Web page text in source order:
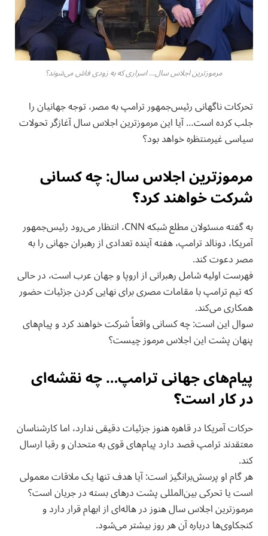
مرموزترین اجلاس سال… اسراری که به زودی فاش می‌شوند؟
تحرکات ناگهانی رئیس‌جمهور ترامپ به مصر، توجه جهانیان را
جلب کرده است… آیا این مرموزترین اجلاس سال آغازگر تحولات
سیاسی غیرمنتظره خواهد بود؟
مرموزترین اجلاس سال: چه کسانی
شرکت خواهند کرد؟
به گفته مسئولان مطلع شبکه CNN، انتظار می‌رود رئیس‌جمهور
آمریکا، دونالد ترامپ، هفته آینده تعدادی از رهبران جهانی را به
مصر دعوت کند.
فهرست اولیه شامل رهبرانی از اروپا و جهان عرب است، در حالی
که تیم ترامپ با مقامات مصری برای نهایی کردن جزئیات حضور
همکاری می‌کند.
سوال این است: چه کسانی واقعاً شرکت خواهند کرد و پیام‌های
پنهان پشت این اجلاس مرموز چیست؟
پیام‌های جهانی ترامپ… چه نقشه‌ای
در کار است؟
حرکات آمریکا در قاهره هنوز جزئیات دقیقی ندارد، اما کارشناسان
معتقدند ترامپ قصد دارد پیام‌های قوی به متحدان و رقبا ارسال
کند.
هر گام او پرسش‌برانگیز است: آیا هدف تنها یک ملاقات معمولی
است یا تحرکی بین‌المللی پشت درهای بسته در جریان است؟
مرموزترین اجلاس سال هنوز در هاله‌ای از ابهام قرار دارد و
کنجکاوی‌ها درباره آن هر روز بیشتر می‌شود.